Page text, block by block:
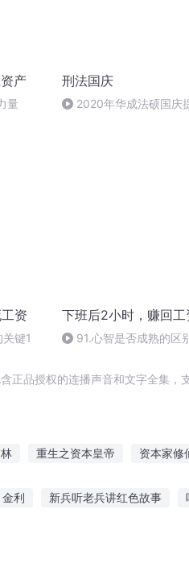
产
量
刑法国庆
2020年华成法硕国庆
资
键1
下班后2小时，赚回工
91.心智是否成熟的区
正品授权的连播声音和文字全集，
重生之资本皇帝 资本家修
利 新兵听老兵讲红色故事